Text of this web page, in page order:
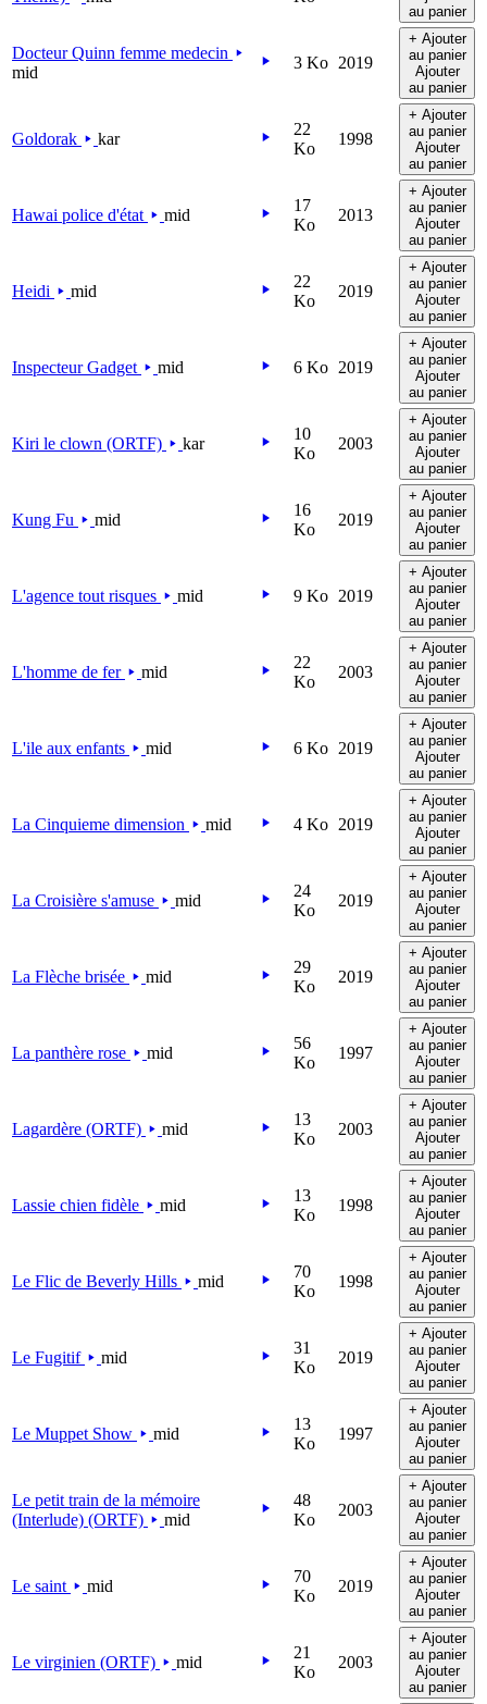
au panier
Docteur Quinn femme medecin
mid
3 Ko 2019
+ Ajouter
au panier
Ajouter
au panier
Goldorak kar
22
Ko
1998
+ Ajouter
au panier
Ajouter
au panier
Hawai police d'état mid
17
Ko
2013
+ Ajouter
au panier
Ajouter
au panier
Heidi mid
22
Ko
2019
+ Ajouter
au panier
Ajouter
au panier
Inspecteur Gadget mid 6 Ko 2019
+ Ajouter
au panier
Ajouter
au panier
Kiri le clown (ORTF) kar
10
Ko
2003
+ Ajouter
au panier
Ajouter
au panier
Kung Fu mid
16
Ko
2019
+ Ajouter
au panier
Ajouter
au panier
L'agence tout risques mid 9 Ko 2019
+ Ajouter
au panier
Ajouter
au panier
L'homme de fer mid
22
Ko
2003
+ Ajouter
au panier
Ajouter
au panier
L'ile aux enfants mid 6 Ko 2019
+ Ajouter
au panier
Ajouter
au panier
La Cinquieme dimension mid 4 Ko 2019
+ Ajouter
au panier
Ajouter
au panier
La Croisière s'amuse mid
24
Ko
2019
+ Ajouter
au panier
Ajouter
au panier
La Flèche brisée mid
29
Ko
2019
+ Ajouter
au panier
Ajouter
au panier
La panthère rose mid
56
Ko
1997
+ Ajouter
au panier
Ajouter
au panier
Lagardère (ORTF) mid
13
Ko
2003
+ Ajouter
au panier
Ajouter
au panier
Lassie chien fidèle mid
13
Ko
1998
+ Ajouter
au panier
Ajouter
au panier
Le Flic de Beverly Hills mid
70
Ko
1998
+ Ajouter
au panier
Ajouter
au panier
Le Fugitif mid
31
Ko
2019
+ Ajouter
au panier
Ajouter
au panier
Le Muppet Show mid
13
Ko
1997
+ Ajouter
au panier
Ajouter
au panier
Le petit train de la mémoire
(Interlude) (ORTF)
mid
48
Ko
2003
+ Ajouter
au panier
Ajouter
au panier
Le saint mid
70
Ko
2019
+ Ajouter
au panier
Ajouter
au panier
Le virginien (ORTF) mid
21
Ko
2003
+ Ajouter
au panier
Ajouter
au panier